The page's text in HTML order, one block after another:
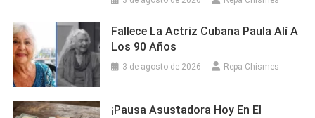
Fallece La Actriz Cubana Paula Alí A
Los 90 Años
3 de agosto de 2026 Repa Chismes
¡Pausa Asustadora Hoy En El